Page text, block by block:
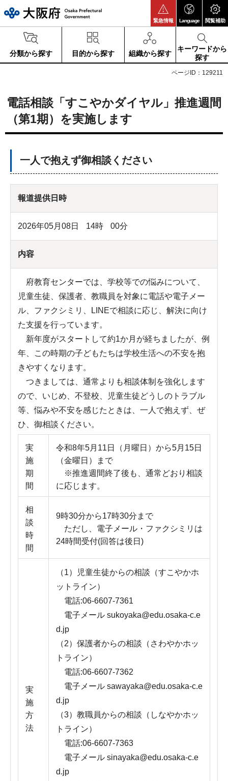
緊急情報 Language 閲覧補助
分類から探す 目的から探す 組織から探す
キーワードから
探す
ページID：129211
電話相談「すこやかダイヤル」推進週間
（第1期）を実施します
一人で抱えず御相談ください
報道提供日時
2026年05月08日 14時 00分
内容
府教育センターでは、学校等での悩みについて、
児童生徒、保護者、教職員を対象に電話や電子メー
ル、ファクシミリ、LINEで相談に応じ、解決に向け
た支援を行っています。
新年度がスタートして約1か月が経ちましたが、例
年、この時期の子どもたちは学校生活への不安を抱
きやすくなります。
つきましては、通常よりも相談体制を強化します
ので、いじめ、不登校、児童生徒どうしのトラブル
等、悩みや不安を感じたときは、一人で抱えず、ぜ
ひ、御相談ください。
実
施
期
間
令和8年5月11日（月曜日）から5月15日
（金曜日）まで
※推進週間終了後も、通常どおり相談
に応じます。
相
談
時
間
9時30分から17時30分まで
ただし、電子メール・ファクシミリは
24時間受付(回答は後日)
実
施
方
法
（1）児童生徒からの相談（すこやかホ
ットライン）
電話:06-6607-7361
電子メール sukoyaka@edu.osaka-c.e
d.jp
（2）保護者からの相談（さわやかホッ
トライン）
電話:06-6607-7362
電子メール sawayaka@edu.osaka-c.e
d.jp
（3）教職員からの相談（しなやかホッ
トライン）
電話:06-6607-7363
電子メール sinayaka@edu.osaka-c.e
d.jp